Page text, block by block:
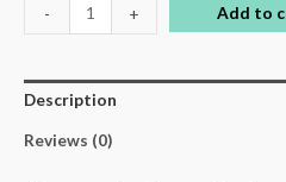
- + Add to
Description
Reviews (0)